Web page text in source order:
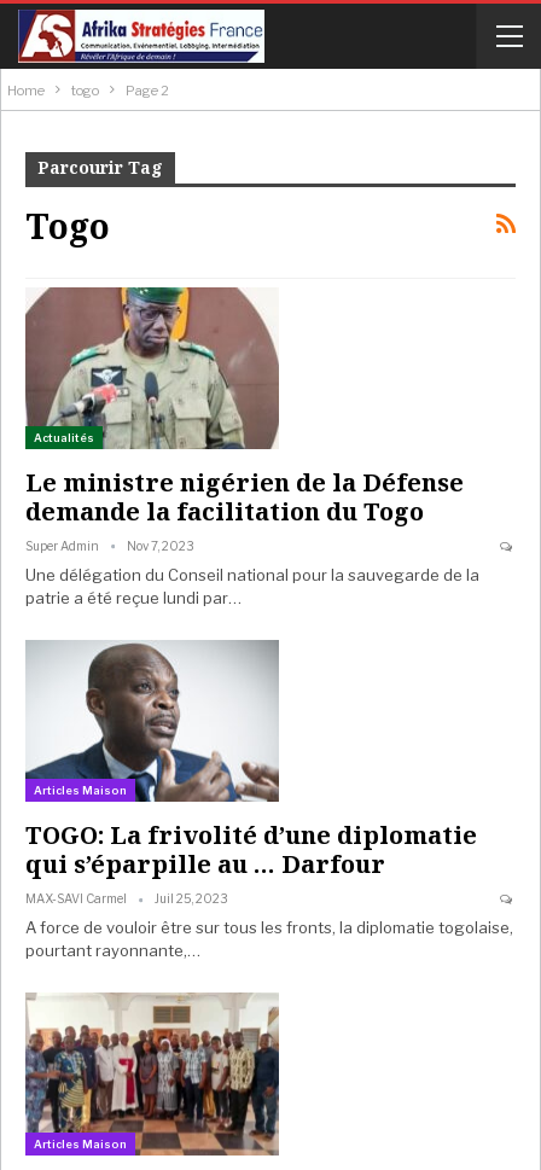
Home togo Page 2
Parcourir Tag
Togo
Actualités
Le ministre nigérien de la Défense
demande la facilitation du Togo
Super Admin Nov 7, 2023
Une délégation du Conseil national pour la sauvegarde de la
patrie a été reçue lundi par…
Articles Maison
TOGO: La frivolité d’une diplomatie
qui s’éparpille au … Darfour
MAX-SAVI Carmel Juil 25, 2023
A force de vouloir être sur tous les fronts, la diplomatie togolaise,
pourtant rayonnante,…
Articles Maison